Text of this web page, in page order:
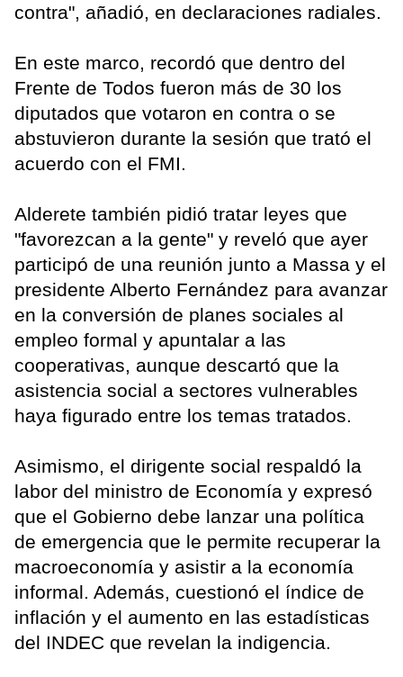
contra", añadió, en declaraciones radiales.
En este marco, recordó que dentro del
Frente de Todos fueron más de 30 los
diputados que votaron en contra o se
abstuvieron durante la sesión que trató el
acuerdo con el FMI.
Alderete también pidió tratar leyes que
"favorezcan a la gente" y reveló que ayer
participó de una reunión junto a Massa y el
presidente Alberto Fernández para avanzar
en la conversión de planes sociales al
empleo formal y apuntalar a las
cooperativas, aunque descartó que la
asistencia social a sectores vulnerables
haya figurado entre los temas tratados.
Asimismo, el dirigente social respaldó la
labor del ministro de Economía y expresó
que el Gobierno debe lanzar una política
de emergencia que le permite recuperar la
macroeconomía y asistir a la economía
informal. Además, cuestionó el índice de
inflación y el aumento en las estadísticas
del INDEC que revelan la indigencia.